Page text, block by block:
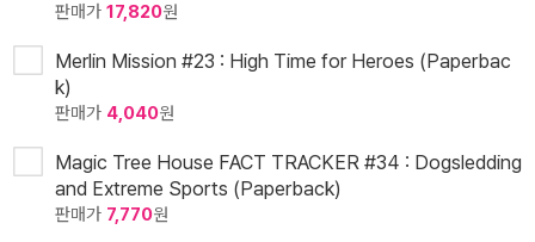
판매가 17,820원
Merlin Mission #23 : High Time for Heroes (Paperbac
k)
판매가 4,040원
Magic Tree House FACT TRACKER #34 : Dogsledding
and Extreme Sports (Paperback)
판매가 7,770원